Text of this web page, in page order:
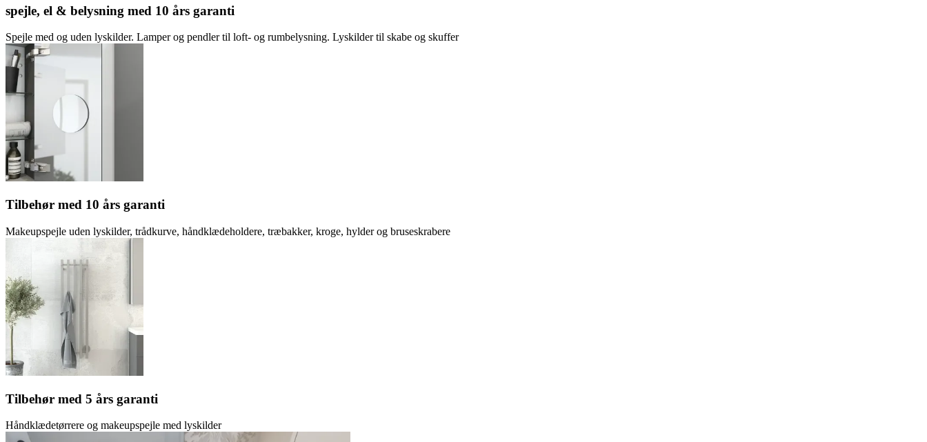
spejle, el & belysning med 10 års garanti
Spejle med og uden lyskilder. Lamper og pendler til loft- og rumbelysning. Lyskilder til skabe og skuffer
Tilbehør med 10 års garanti
Makeupspejle uden lyskilder, trådkurve, håndklædeholdere, træbakker, kroge, hylder og bruseskrabere
Tilbehør med 5 års garanti
Håndklædetørrere og makeupspejle med lyskilder